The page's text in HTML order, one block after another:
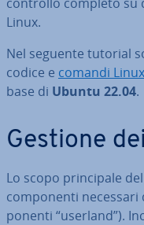
Linux.
Nel seguente tutorial
codice e comandi Linux
base di Ubuntu 22.04.
Gestione
Lo scopo prin­ci­pa­le
com­po­nen­ti necessari
po­nen­ti “userland”).